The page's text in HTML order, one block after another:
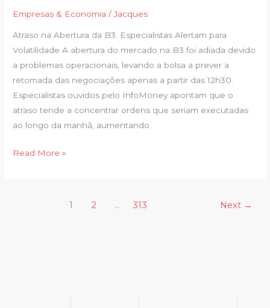
Empresas & Economia /Jacques
Atraso na Abertura da B3: Especialistas Alertam para
Volatilidade A abertura do mercado na B3 foi adiada devido
a problemas operacionais, levando a bolsa a prever a
retomada das negociações apenas a partir das 12h30.
Especialistas ouvidos pelo InfoMoney apontam que o
atraso tende a concentrar ordens que seriam executadas
ao longo da manhã, aumentando
após
na
abertura
da
B3
Read More »
1 2 … 313 Next →